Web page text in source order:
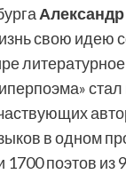
свою идею
в одном
поэтов из